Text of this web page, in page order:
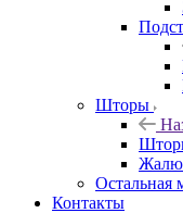
Шторы
Остальная
Контакты